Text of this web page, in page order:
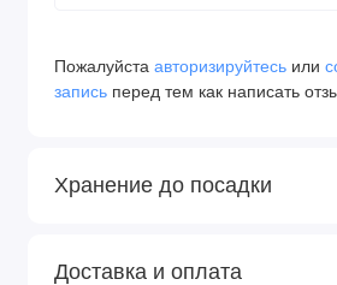
Пожалуйста авторизируйтесь или
запись перед тем как написать
Хранение до посадки
Доставка и оплата